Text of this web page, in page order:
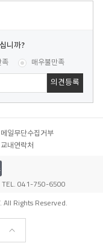
족 매우불만족
일무단수집거부
교내연락처
TEL. 041-750-6500
All Rights Reserved.